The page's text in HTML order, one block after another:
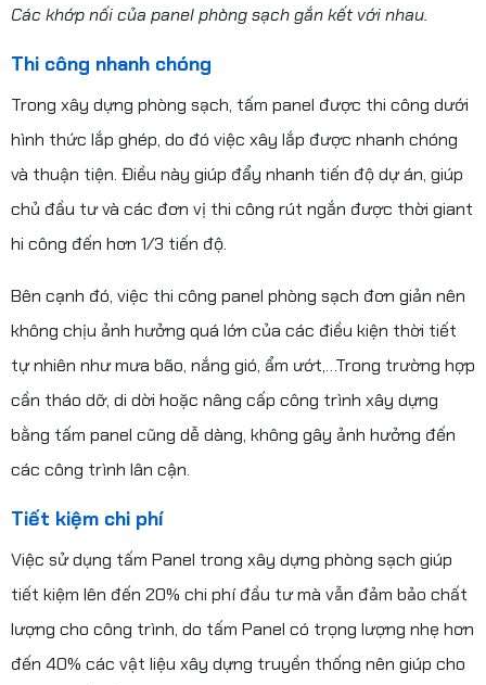
Các khớp nối của panel phòng sạch gắn kết với nhau.
Thi công nhanh chóng
Trong xây dựng phòng sạch, tấm panel được thi công dưới
hình thức lắp ghép, do đó việc xây lắp được nhanh chóng
và thuận tiện. Điều này giúp đẩy nhanh tiến độ dự án, giúp
chủ đầu tư và các đơn vị thi công rút ngắn được thời giant
hi công đến hơn 1/3 tiến độ.
Bên cạnh đó, việc thi công panel phòng sạch đơn giản nên
không chịu ảnh hưởng quá lớn của các điều kiện thời tiết
tự nhiên như mưa bão, nắng gió, ẩm ướt,…Trong trường hợp
cần tháo dỡ, di dời hoặc nâng cấp công trình xây dựng
bằng tấm panel cũng dễ dàng, không gây ảnh hưởng đến
các công trình lân cận.
Tiết kiệm chi phí
Việc sử dụng tấm Panel trong xây dựng phòng sạch giúp
tiết kiệm lên đến 20% chi phí đầu tư mà vẫn đảm bảo chất
lượng cho công trình, do tấm Panel có trọng lượng nhẹ hơn
đến 40% các vật liệu xây dựng truyền thống nên giúp cho